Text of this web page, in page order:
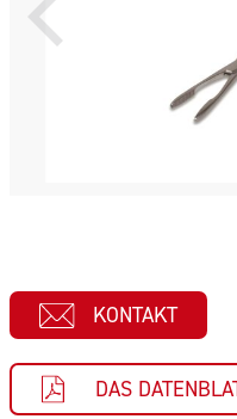
KONTAKT
DAS